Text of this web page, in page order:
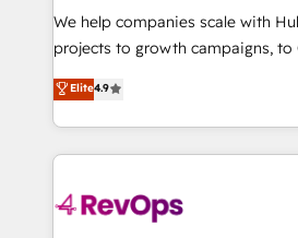
HubSpot Rising Star Why us? Harnessing the full
potential of the powerful HubSpot CRM. ✔️A
HubSpot experience ✔️Flexible
Hourly-fee (assigned one
requirement). ✔️Helped over
far with our HubSpot solutions.
We help companies scale with
projects to growth campaigns, to
Hire an agency that's
HubSpot and willing to work
team to simplify the complex
experience for your team and
Elite4.9